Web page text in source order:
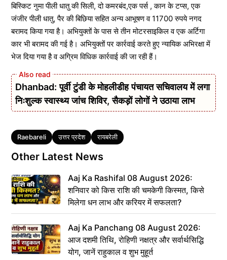
बिस्किट नुमा पीली धातु की सिली, दो कमरबंद,एक पर्स , कान के टप्स, एक
जंजीर पीली धातु, पैर की बिछिया सहित अन्य आभूषण व 11700 रुपये नगद
बरामद किया गया है। अभियुक्तों के पास से तीन मोटरसाइकिल व एक अर्टिगा
कार भी बरामद की गई है। अभियुक्तों पर कार्रवाई करते हुए न्यायिक अभिरक्षा में
भेज दिया गया है व अग्रिम विधिक कार्रवाई की जा रही हैं।
Dhanbad: पूर्वी टुंडी के मोहलीडीह पंचायत सचिवालय में लगा
निःशुल्क स्वास्थ्य जांच शिविर, सैकड़ों लोगों ने उठाया लाभ
Tags
Raebareli उत्तर प्रदेश रायबरेली
Other Latest News
Aaj Ka Rashifal 08 August 2026:
शनिवार को किस राशि की चमकेगी किस्मत, किसे
मिलेगा धन लाभ और करियर में सफलता?
Aaj Ka Panchang 08 August 2026:
आज दशमी तिथि, रोहिणी नक्षत्र और सर्वार्थसिद्धि
योग, जानें राहुकाल व शुभ मुहूर्त